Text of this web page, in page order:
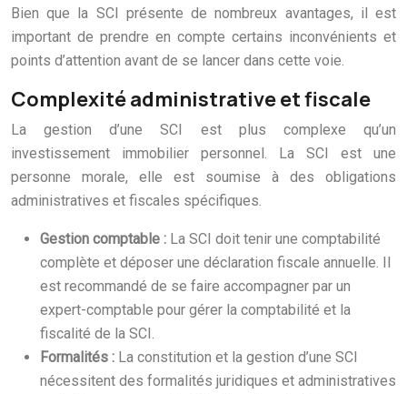
Bien que la SCI présente de nombreux avantages, il est
important de prendre en compte certains inconvénients et
points d’attention avant de se lancer dans cette voie.
Complexité administrative et fiscale
La gestion d’une SCI est plus complexe qu’un
investissement immobilier personnel. La SCI est une
personne morale, elle est soumise à des obligations
administratives et fiscales spécifiques.
Gestion comptable : La SCI doit tenir une comptabilité
complète et déposer une déclaration fiscale annuelle. Il
est recommandé de se faire accompagner par un
expert-comptable pour gérer la comptabilité et la
fiscalité de la SCI.
Formalités : La constitution et la gestion d’une SCI
nécessitent des formalités juridiques et administratives